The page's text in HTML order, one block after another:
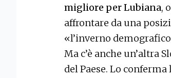
migliore per Lubiana,
affrontare da una
«l’inverno
Ma c’è anche un’altra
del Paese. Lo